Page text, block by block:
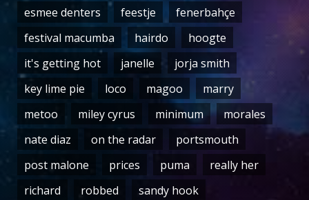
esmee denters
feestje
fenerbahçe
festival macumba
hairdo
hoogte
it's getting hot
janelle
jorja smith
key lime pie
loco magoo
marry
metoo
miley cyrus minimum
morales
nate diaz
on the radar
portsmouth
post malone
prices puma
really her
richard
robbed sandy hook